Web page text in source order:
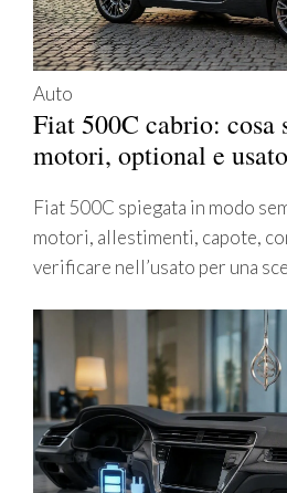
Auto
Fiat 500C cabrio: cosa
motori, optional e usato
Fiat 500C spiegata in modo
motori, allestimenti, capote,
verificare nell’usato per una